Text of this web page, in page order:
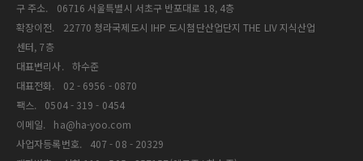
구 주소.
06716 서울특별시 서초구 반포대로 18, 4층
확장이전.
22770 청라국제도시 IHP 도시첨단산업단지 THE LIV 지식산업
센터, 7층
대표변리사.
하수준
대표전화.
02 - 6956 - 0870
팩스.
0504 - 319 - 0454
이메일.
ha@ha-yoo.com
사업자등록번호.
407 - 08 - 20329